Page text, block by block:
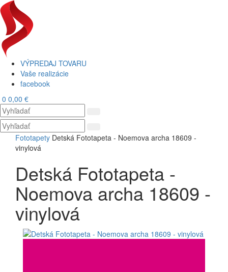
VÝPREDAJ TOVARU
Vaše realizácie
facebook
0 0,00 €
Fototapety Detská Fototapeta - Noemova archa 18609 -
vinylová
Detská Fototapeta -
Noemova archa 18609 -
vinylová